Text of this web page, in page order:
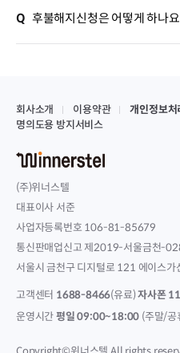
Q 후불해지신청은 어떻게 하나요
회사소개 이용약관 개인정보처
명의도용 방지서비스
(주)위너스텔
대표이사 서준
사업자등록번호 106-81-85679
통신판매업신고 제2019-서울금천-
서울시 금천구 디지털로 121 에이스
고객센터 1688-8466(유료)자사폰
운영시간평일 09:00~18:00 (주말/공